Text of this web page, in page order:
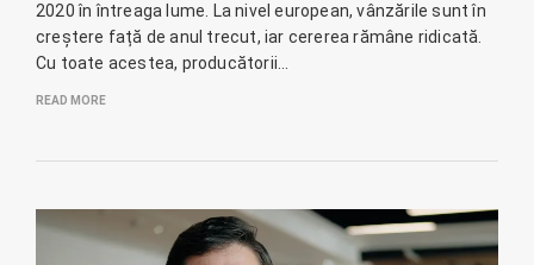
2020 în întreaga lume. La nivel european, vânzările sunt în
creștere față de anul trecut, iar cererea rămâne ridicată.
Cu toate acestea, producătorii…
READ MORE